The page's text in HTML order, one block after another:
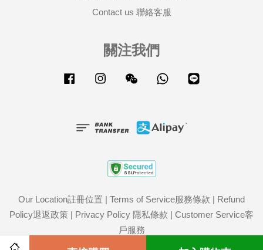
Contact us 聯絡客服
關注我們
Facebook Instagram Wechat Whatsapp
Our Location註冊位置 | Terms of Service服務條款 | Refund
Policy退返政策 | Privacy Policy 隱私條款 | Customer Service客
戶服務